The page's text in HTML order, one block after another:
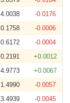
4.0038
-0.0176
0.1758
-0.0006
0.6172
-0.0004
0.2191
+0.0012
4.9773
+0.0067
1.4990
-0.0057
3.4939
-0.0045